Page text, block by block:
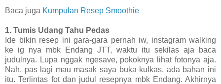
Baca juga Kumpulan Resep Smoothie
1. Tumis Udang Tahu Pedas
Ide bikin resep ini gara-gara pernah iw, instagram walking
ke ig nya mbk Endang JTT, waktu itu sekilas aja baca
judulnya. Lupa nggak ngesave, pokoknya lihat fotonya aja.
Nah, pas lagi mau masak saya buka kulkas, ada bahan ini
itu. Terlintas fot dan judul resepnya mbk Endang. Akhirnya